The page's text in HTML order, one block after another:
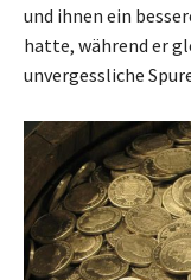
und ihnen ein
hatte, während er
unvergessliche